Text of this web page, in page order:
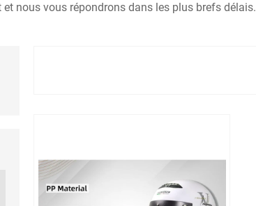
nous vous répondrons dans les plus brefs délais.